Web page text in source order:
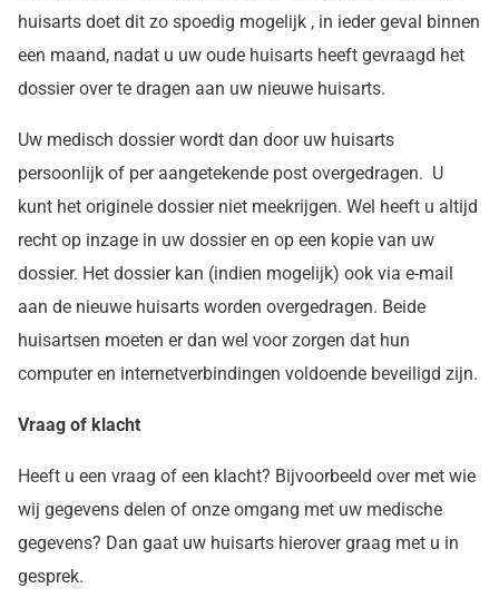
huisarts doet dit zo spoedig mogelijk , in ieder geval binnen
een maand, nadat u uw oude huisarts heeft gevraagd het
dossier over te dragen aan uw nieuwe huisarts.
Uw medisch dossier wordt dan door uw huisarts
persoonlijk of per aangetekende post overgedragen. U
kunt het originele dossier niet meekrijgen. Wel heeft u altijd
recht op inzage in uw dossier en op een kopie van uw
dossier. Het dossier kan (indien mogelijk) ook via e-mail
aan de nieuwe huisarts worden overgedragen. Beide
huisartsen moeten er dan wel voor zorgen dat hun
computer en internetverbindingen voldoende beveiligd zijn.
Vraag of klacht
Heeft u een vraag of een klacht? Bijvoorbeeld over met wie
wij gegevens delen of onze omgang met uw medische
gegevens? Dan gaat uw huisarts hierover graag met u in
gesprek.